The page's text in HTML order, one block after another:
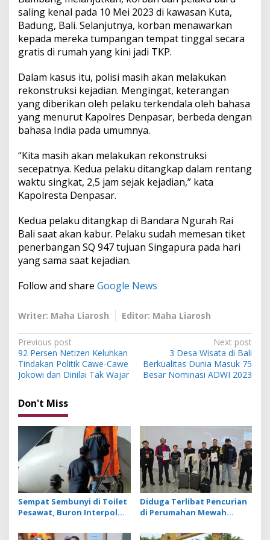
saling kenal pada 10 Mei 2023 di kawasan Kuta,
Badung, Bali. Selanjutnya, korban menawarkan
kepada mereka tumpangan tempat tinggal secara
gratis di rumah yang kini jadi TKP.
Dalam kasus itu, polisi masih akan melakukan
rekonstruksi kejadian. Mengingat, keterangan
yang diberikan oleh pelaku terkendala oleh bahasa
yang menurut Kapolres Denpasar, berbeda dengan
bahasa India pada umumnya.
“Kita masih akan melakukan rekonstruksi
secepatnya. Kedua pelaku ditangkap dalam rentang
waktu singkat, 2,5 jam sejak kejadian,” kata
Kapolresta Denpasar.
Kedua pelaku ditangkap di Bandara Ngurah Rai
Bali saat akan kabur. Pelaku sudah memesan tiket
penerbangan SQ 947 tujuan Singapura pada hari
yang sama saat kejadian.
Follow and share Google News
Writer: Maha Liarosh Editor: Maha Liarosh
P
o
s
t
n
a
v
i
g
a
t
i
Previous post
92 Persen Netizen Keluhkan
Tindakan Politik Cawe-Cawe
Jokowi dan Dinilai Tak Wajar
Next post
3 Desa Wisata di Bali
Berkualitas Dunia Masuk 75
Besar Nominasi ADWI 2023
Don't Miss
Sempat Sembunyi di Toilet
Pesawat, Buron Interpol
Pakai Jet Pribadi
Diduga Terlibat Pencurian
di Perumahan Mewah
Diamankan Imigrasi